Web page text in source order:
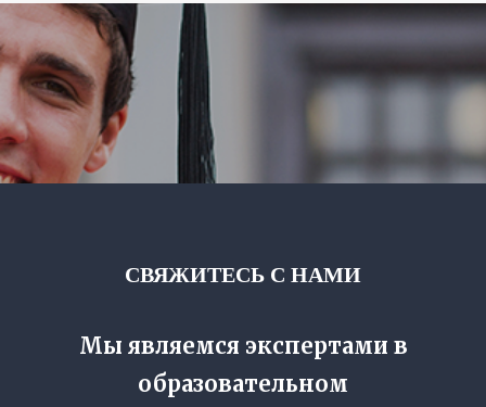
Отзывы
СВЯЖИТЕСЬ С НАМИ
Мы являемся экспертами в
образовательном